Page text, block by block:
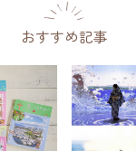
おすすめ記事